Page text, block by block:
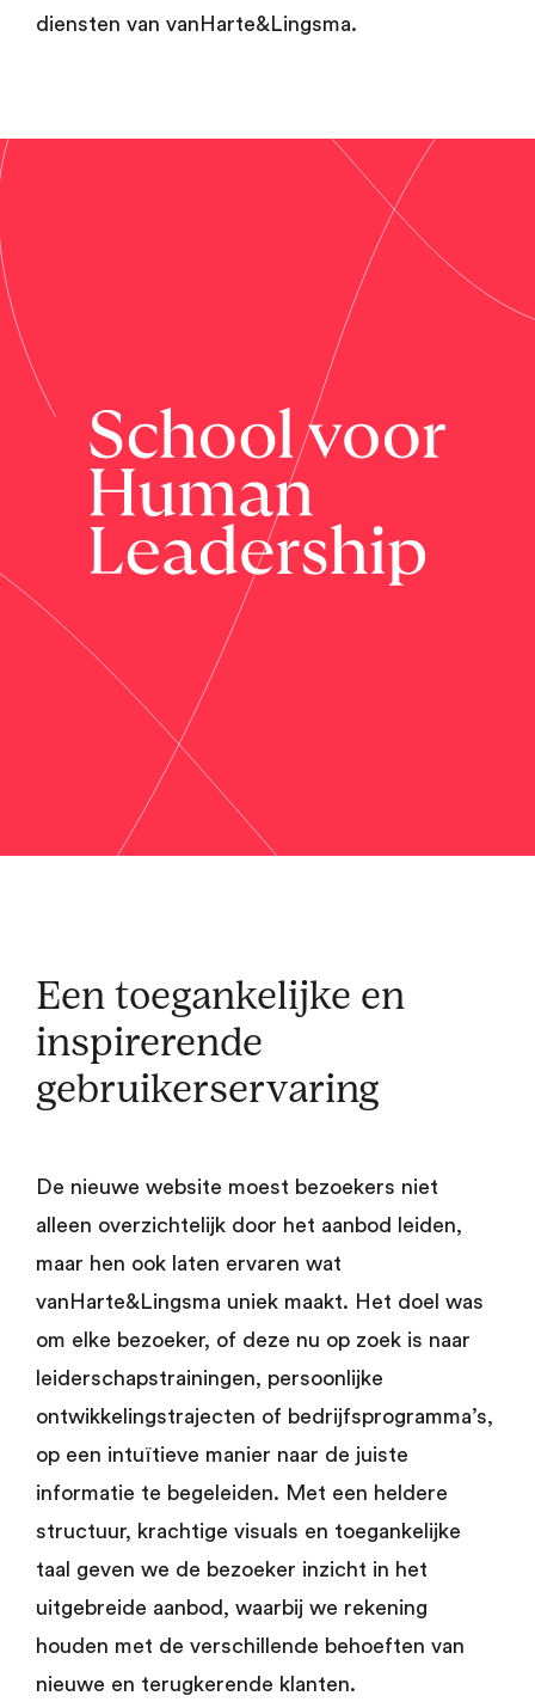
diensten van vanHarte&Lingsma.
Een toegankelijke en
inspirerende
gebruikerservaring
De nieuwe website moest bezoekers niet
alleen overzichtelijk door het aanbod leiden,
maar hen ook laten ervaren wat
vanHarte&Lingsma uniek maakt. Het doel was
om elke bezoeker, of deze nu op zoek is naar
leiderschapstrainingen, persoonlijke
ontwikkelingstrajecten of bedrijfsprogramma’s,
op een intuïtieve manier naar de juiste
informatie te begeleiden. Met een heldere
structuur, krachtige visuals en toegankelijke
taal geven we de bezoeker inzicht in het
uitgebreide aanbod, waarbij we rekening
houden met de verschillende behoeften van
nieuwe en terugkerende klanten.